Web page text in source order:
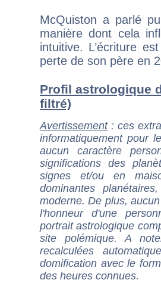
McQuiston a parlé
manière dont cela
intuitive. L’écriture
perte de son père en
Profil astrologique
filtré)
Avertissement: ces
informatiquement pour
aucun caractère
significations des
signes et/ou en
dominantes
moderne. De plus,
l'honneur d'une
portrait astrologique
site polémique. A
recalculées
domification avec le
des heures connues.